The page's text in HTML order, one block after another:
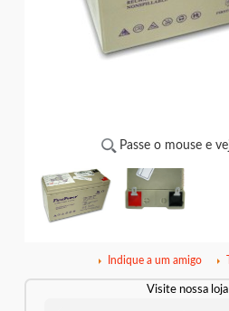
Passe o mouse e
Indique a um amigo
Visite nossa